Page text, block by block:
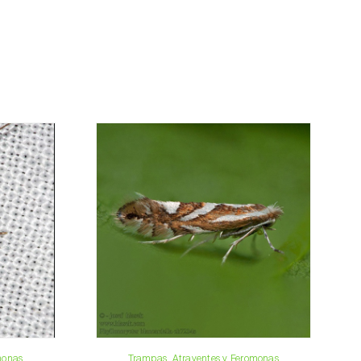
019